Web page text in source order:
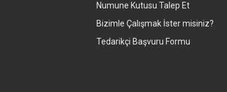
Numune Kutusu Talep Et
Bizimle Çalışmak İster misiniz?
Tedarikçi Başvuru Formu